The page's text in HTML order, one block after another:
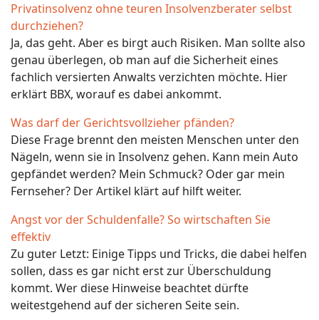
Privatinsolvenz ohne teuren Insolvenzberater selbst
durchziehen?
Ja, das geht. Aber es birgt auch Risiken. Man sollte also
genau überlegen, ob man auf die Sicherheit eines
fachlich versierten Anwalts verzichten möchte. Hier
erklärt BBX, worauf es dabei ankommt.
Was darf der Gerichtsvollzieher pfänden?
Diese Frage brennt den meisten Menschen unter den
Nägeln, wenn sie in Insolvenz gehen. Kann mein Auto
gepfändet werden? Mein Schmuck? Oder gar mein
Fernseher? Der Artikel klärt auf hilft weiter.
Angst vor der Schuldenfalle? So wirtschaften Sie
effektiv
Zu guter Letzt: Einige Tipps und Tricks, die dabei helfen
sollen, dass es gar nicht erst zur Überschuldung
kommt. Wer diese Hinweise beachtet dürfte
weitestgehend auf der sicheren Seite sein.